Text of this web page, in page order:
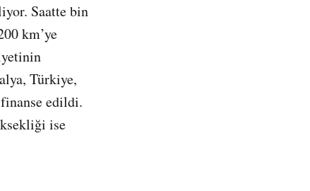
Saatte bin
km’ye
Türkiye,
edildi.
ise